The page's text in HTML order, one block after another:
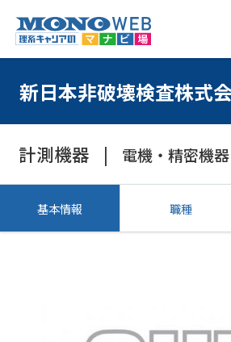
新日本非破壊検査株式
計測機器 電機・精密機
基本情報 職種